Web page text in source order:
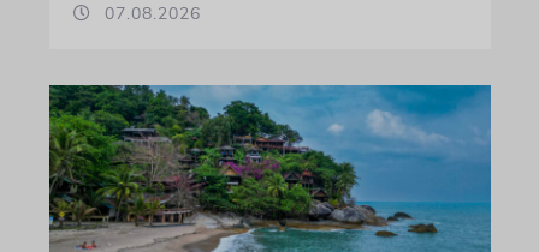
07.08.2026